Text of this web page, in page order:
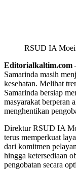
RSUD IA
Editorialkaltim.com
Samarinda masih
kesehatan. Melihat
Samarinda bersiap
masyarakat berperan
menghentikan
Direktur RSUD IA
terus memperkuat
dari komitmen
hingga ketersediaan
pengobatan secara